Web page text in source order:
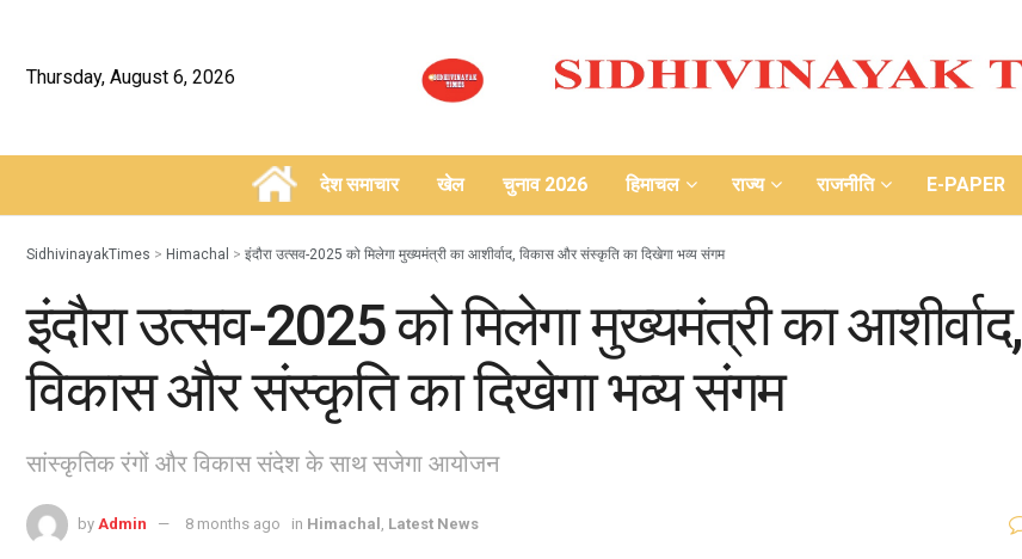
Thursday, August 6, 2026
– देश समाचार खेल चुनाव 2026 हिमाचल राज्य राजनीति E-PAPER
SidhivinayakTimes > Himachal > इंदौरा उत्सव-2025 को मिलेगा मुख्यमंत्री का आशीर्वाद, विकास और संस्कृति का दिखेगा भव्य संगम
इंदौरा उत्सव-2025 को मिलेगा मुख्यमंत्री का आशीर्वाद,
विकास और संस्कृति का दिखेगा भव्य संगम
सांस्कृतिक रंगों और विकास संदेश के साथ सजेगा आयोजन
by Admin 8 months ago in Himachal , Latest News